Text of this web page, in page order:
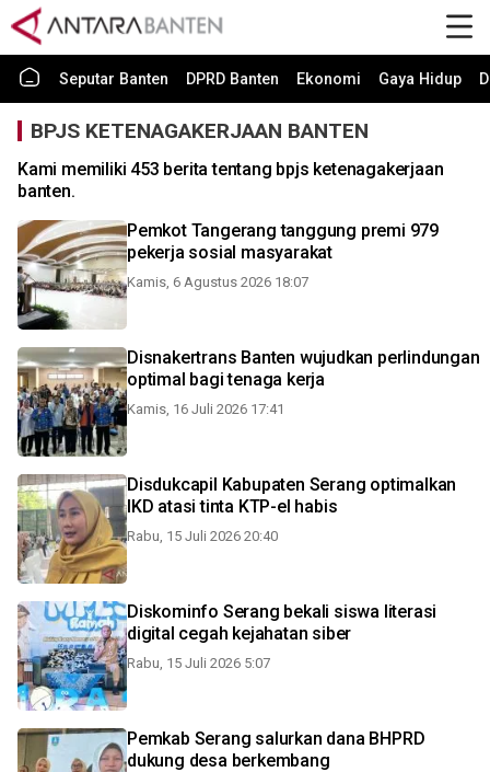
Seputar Banten DPRD Banten Ekonomi Gaya Hidup
BPJS KETENAGAKERJAAN BANTEN
Kami memiliki 453 berita tentang bpjs ketenagakerjaan
banten.
Pemkot Tangerang tanggung premi 979
pekerja sosial masyarakat
Kamis, 6 Agustus 2026 18:07
Disnakertrans Banten wujudkan perlindungan
optimal bagi tenaga kerja
Kamis, 16 Juli 2026 17:41
Disdukcapil Kabupaten Serang optimalkan
IKD atasi tinta KTP-el habis
Rabu, 15 Juli 2026 20:40
Diskominfo Serang bekali siswa literasi
digital cegah kejahatan siber
Rabu, 15 Juli 2026 5:07
Pemkab Serang salurkan dana BHPRD
dukung desa berkembang